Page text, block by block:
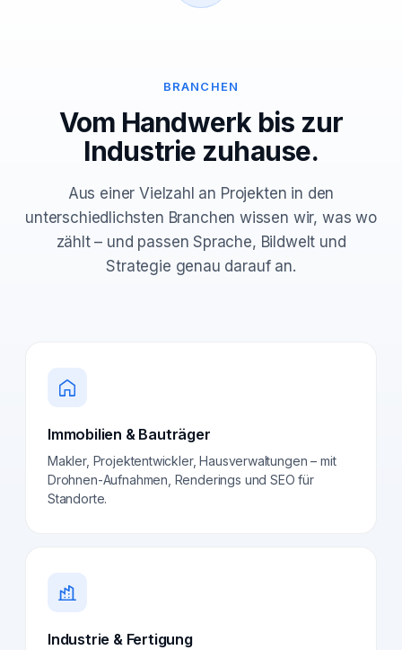
BRANCHEN
Vom Handwerk bis zur
Industrie zuhause.
Aus einer Vielzahl an Projekten in den
unterschiedlichsten Branchen wissen wir, was wo
zählt – und passen Sprache, Bildwelt und
Strategie genau darauf an.
Immobilien & Bauträger
Makler, Projektentwickler, Hausverwaltungen – mit
Drohnen-Aufnahmen, Renderings und SEO für
Standorte.
Industrie & Fertigung